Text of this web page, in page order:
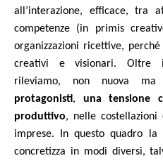
all’interazione, efficace, tra
competenze (in primis
organizzazioni ricettive,
creativi e visionari. Oltre i
rileviamo, non nuova
protagonisti, una tensione
produttivo, nelle
imprese. In questo quadro la
concretizza in modi diversi,